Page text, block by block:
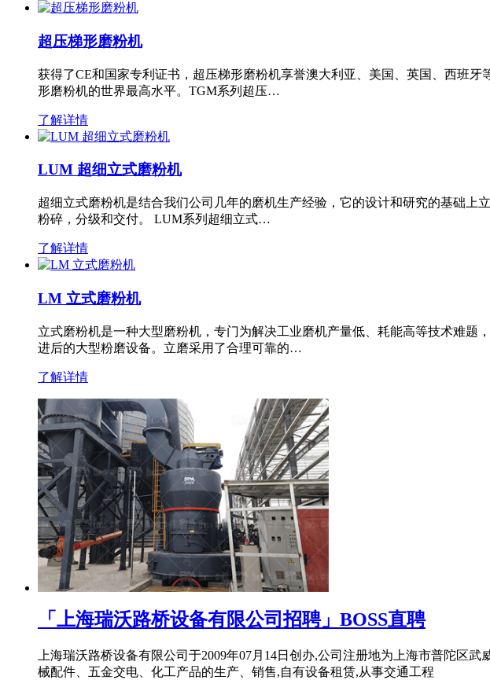
超压梯形磨粉机
获得了CE和国家专利证书，超压梯形磨粉机享誉澳大利亚、美国、英国、西班
形磨粉机的世界最高水平。TGM系列超压…
了解详情
LUM 超细立式磨粉机
超细立式磨粉机是结合我们公司几年的磨机生产经验，它的设计和研究的基础
粉碎，分级和交付。 LUM系列超细立式…
了解详情
LM 立式磨粉机
立式磨粉机是一种大型磨粉机，专门为解决工业磨机产量低、耗能高等技术难
进后的大型粉磨设备。立磨采用了合理可靠的…
了解详情
「上海瑞沃路桥设备有限公司招聘」BOSS直聘
上海瑞沃路桥设备有限公司于2009年07月14日创办,公司注册地为上海市普陀区
械配件、五金交电、化工产品的生产、销售,自有设备租赁,从事交通工程